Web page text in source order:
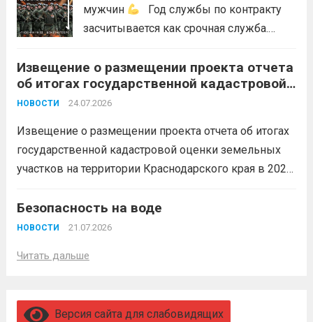
мужчин
Год службы по контракту
засчитывается как срочная служба.
невозможен без вашего согласия,
увольнение по окончании срока
гарантировано. Регион предоставляет
бойцам множество мер поддержки:
3,4 млн рублей единовременно;...
Извещение о размещении проекта отчета
об итогах государственной кадастровой
оценки земельных участков на
году
НОВОСТИ 24.07.2026
Извещение о размещении проекта отчета об итогах
государственной кадастровой оценки земельных
участков на территории Краснодарского края в 2026
замечаний к нему (скачать)
Безопасность на воде
НОВОСТИ 21.07.2026
Читать дальше
Версия сайта для слабовидящих